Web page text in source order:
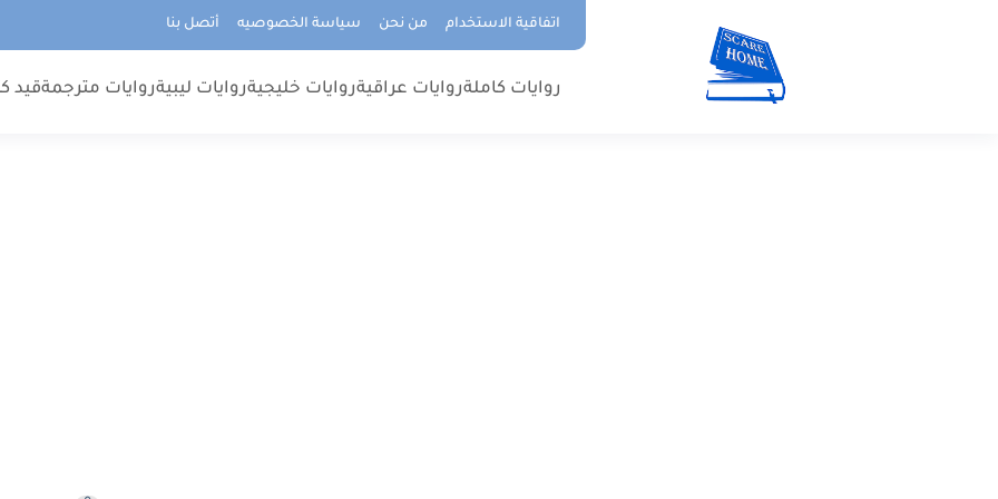
اتفاقية الاستخدام من نحن سياسة الخصوصيه أتصل بنا
روايات كاملةروايات عراقيةروايات خليجيةروايات ليبيةروايات مترجمةقيد